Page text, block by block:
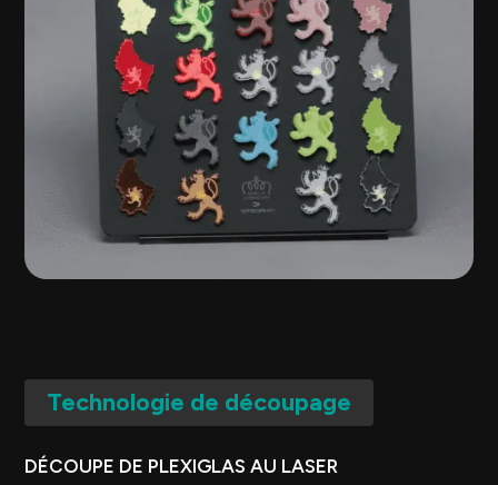
Technologie de découpage
DÉCOUPE DE PLEXIGLAS AU LASER